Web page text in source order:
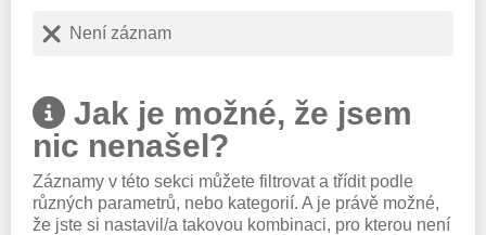
Není záznam
Jak je možné, že jsem
nic nenašel?
Záznamy v této sekci můžete filtrovat a třídit podle
různých parametrů, nebo kategorií. A je právě možné,
že jste si nastavil/a takovou kombinaci, pro kterou není